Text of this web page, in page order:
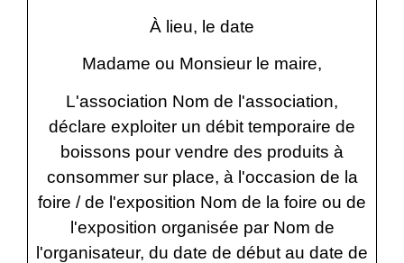
À lieu, le date
Madame ou Monsieur le maire,
L'association Nom de l'association,
déclare exploiter un débit temporaire de
boissons pour vendre des produits à
consommer sur place, à l'occasion de la
foire / de l'exposition Nom de la foire ou de
l'exposition organisée par Nom de
l'organisateur, du date de début au date de